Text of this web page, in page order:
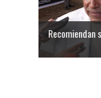
Recomiendan